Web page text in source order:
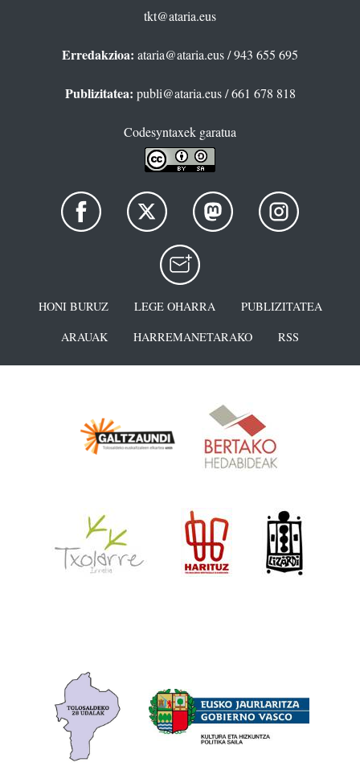
tkt@ataria.eus
Erredakzioa: ataria@ataria.eus/ 943 655 695
Publizitatea: publi@ataria.eus/ 661 678 818
Codesyntaxek garatua
HONI BURUZ LEGE OHARRA
PUBLIZITATEA
ARAUAK
HARREMANETARAKO RSS